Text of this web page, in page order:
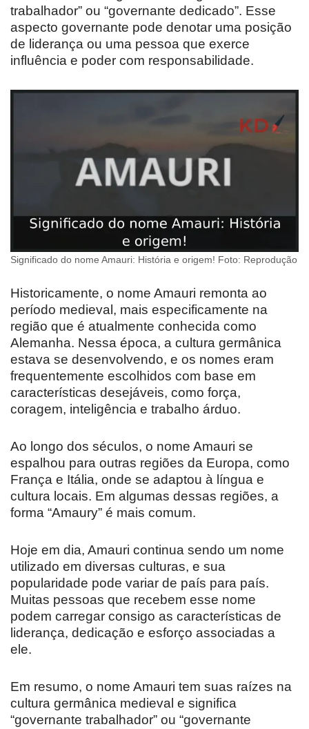
trabalhador” ou “governante dedicado”. Esse
aspecto governante pode denotar uma posição
de liderança ou uma pessoa que exerce
influência e poder com responsabilidade.
Significado do nome Amauri: História e origem! Foto: Reprodução
Historicamente, o nome Amauri remonta ao
período medieval, mais especificamente na
região que é atualmente conhecida como
Alemanha. Nessa época, a cultura germânica
estava se desenvolvendo, e os nomes eram
frequentemente escolhidos com base em
características desejáveis, como força,
coragem, inteligência e trabalho árduo.
Ao longo dos séculos, o nome Amauri se
espalhou para outras regiões da Europa, como
França e Itália, onde se adaptou à língua e
cultura locais. Em algumas dessas regiões, a
forma “Amaury” é mais comum.
Hoje em dia, Amauri continua sendo um nome
utilizado em diversas culturas, e sua
popularidade pode variar de país para país.
Muitas pessoas que recebem esse nome
podem carregar consigo as características de
liderança, dedicação e esforço associadas a
ele.
Em resumo, o nome Amauri tem suas raízes na
cultura germânica medieval e significa
“governante trabalhador” ou “governante